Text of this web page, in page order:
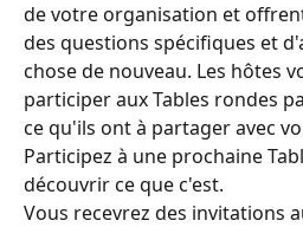
de votre organisation et
des questions spécifiques et
chose de nouveau. Les hôtes
participer aux Tables rondes
ce qu'ils ont à partager avec
Participez à une prochaine
découvrir ce que c'est.
Vous recevrez des invitations